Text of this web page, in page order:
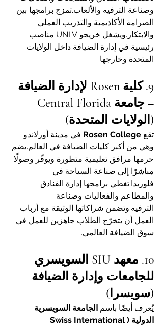
وصناعة الترفيه والألعاب.تمزج برامجها بين
الصرامة الأكاديمية والتدريب العملي
والابتكار.ويشغل خريجو UNLV مناصب
رئيسية في إدارة الضيافة داخل الولايات
المتحدة وخارجها.
9. كلية Rosen لإدارة الضيافة
(الولايات المتحدة)
تقع Rosen College في مدينة أورلاندو
وهي من أكبر كليات الضيافة في العالم.يضم
حرمها مرافق تعليمية متطورة ويوفّر وصولًا
مباشرًا إلى صناعة السياحة في
فلوريدا.تغطي برامجها إدارة الفنادق
والمطاعم والفعاليات وصناعة
الترفيه.وتضمن شراكاتها الوثيقة مع أرباب
العمل أن يتخرّج الطلاب جاهزين للعمل في
سوق الضيافة العالمي.
10. معهد SIU السويسري
للجامعات وإدارة الضيافة
(سويسرا)
يُعرف أيضًا باسم الجامعة السويسرية
الدولية (Swiss International